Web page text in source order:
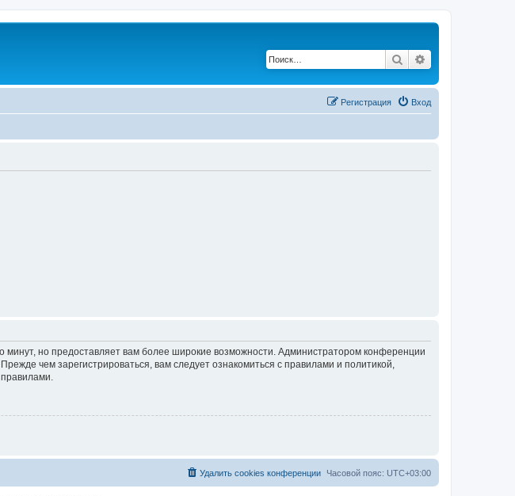
Поиск
Вход
Регистрация
но предоставляет вам более широкие возможности. Администратором конференции
чем зарегистрироваться, вам следует ознакомиться с правилами и политикой,
Часовой пояс: UTC+03:00
Удалить cookies конференции